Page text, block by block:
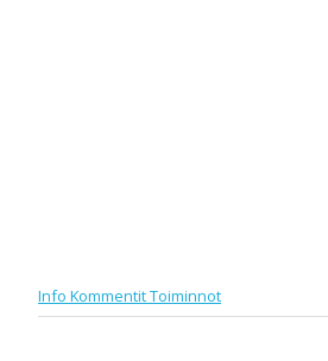
Info KommentitToiminnot